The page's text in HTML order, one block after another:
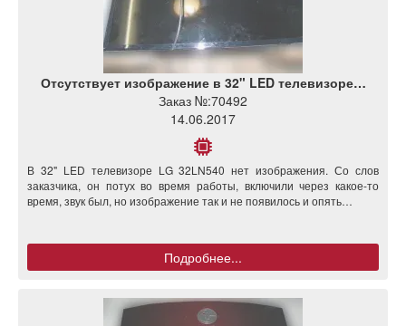
Отсутствует изображение в 32" LED телевизоре…
Заказ №:70492
14.06.2017
В 32" LED телевизоре LG 32LN540 нет изображения. Со слов
заказчика, он потух во время работы, включили через какое-то
время, звук был, но изображение так и не появилось и опять…
Подробнее...